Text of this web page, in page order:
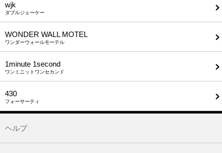
wjk
ダブルジェーケー
WONDER WALL MOTEL
ワンダーウォールモーテル
1minute​ 1second
ワンミニットワンセカンド
430
フォーサーティ
ヘルプ